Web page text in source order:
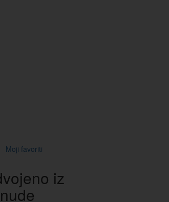
Moji favoriti
iz